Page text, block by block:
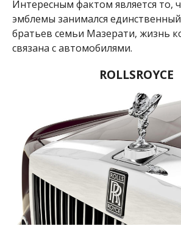
Интересным фактом является то,
эмблемы занимался
братьев семьи Мазерати, жизнь
связана с автомобилями.
ROLLSROYCE